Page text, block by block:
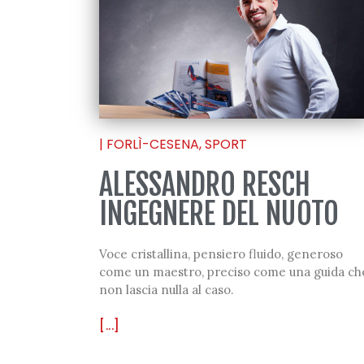
| FORLÌ-CESENA,SPORT
ALESSANDRO RESCH
INGEGNERE DEL NUOTO
Voce cristallina, pensiero fluido, generoso
come un maestro, preciso come una guida
non lascia nulla al caso.
[...]